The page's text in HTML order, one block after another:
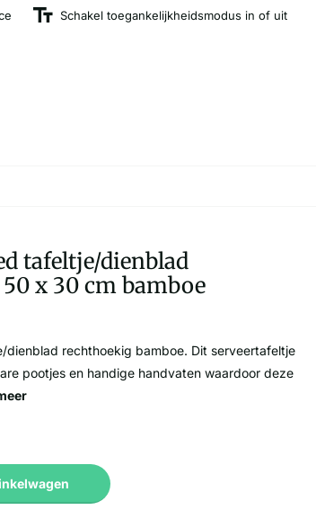
Schakel toegankelijkheidsmodus in of uit
tafeltje/dienblad
x 30 cm bamboe
rechthoekig bamboe. Dit serveertafeltje
pootjes en handige handvaten waardoor deze